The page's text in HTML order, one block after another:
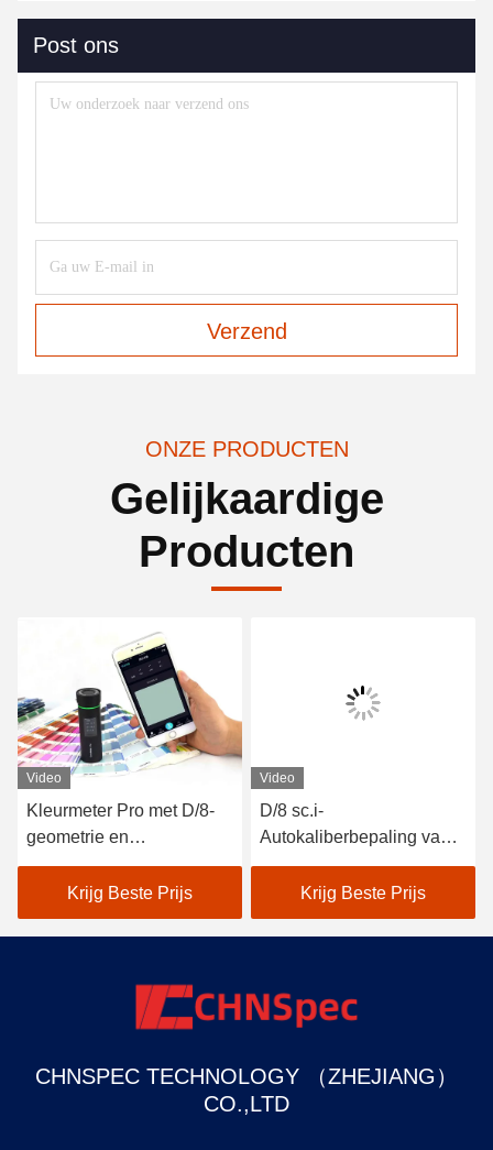
Post ons
Verzend
ONZE PRODUCTEN
Gelijkaardige
Producten
Video
Kleurmeter Pro met D/8-
geometrie en
spectraalsensor voor
nauwkeurigere metingen
Krijg Beste Prijs
Video
D/8 sc.i-
Autokaliberbepaling van
de de LEIDENE de
Deltaprecisiecolorimeter
van E De Analysator van
Krijg Beste Prijs
CHNSPEC TECHNOLOGY （ZHEJIANG）
CO.,LTD